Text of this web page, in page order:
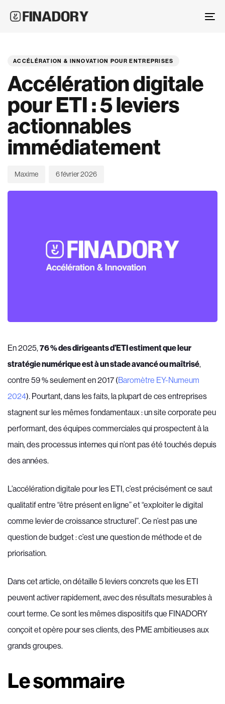
links
Skip
content
ACCÉLÉRATION & INNOVATION POUR ENTREPRISES
Accélération digitale
pour ETI : 5 leviers
actionnables
immédiatement
Maxime 6 février 2026
En 2025,76 % des dirigeants d’ETI estiment que leur
stratégie numérique est à un stade avancé ou maîtrisé,
contre 59 % seulement en 2017 (Baromètre EY-Numeum
2024). Pourtant, dans les faits, la plupart de ces entreprises
stagnent sur les mêmes fondamentaux : un site corporate peu
performant, des équipes commerciales qui prospectent à la
main, des processus internes qui n’ont pas été touchés depuis
des années.
L’accélération digitale pour les ETI, c’est précisément ce saut
qualitatif entre “être présent en ligne” et “exploiter le digital
comme levier de croissance structurel”. Ce n’est pas une
question de budget : c’est une question de méthode et de
priorisation.
Dans cet article, on détaille 5 leviers concrets que les ETI
peuvent activer rapidement, avec des résultats mesurables à
court terme. Ce sont les mêmes dispositifs que FINADORY
conçoit et opère pour ses clients, des PME ambitieuses aux
grands groupes.
Le sommaire